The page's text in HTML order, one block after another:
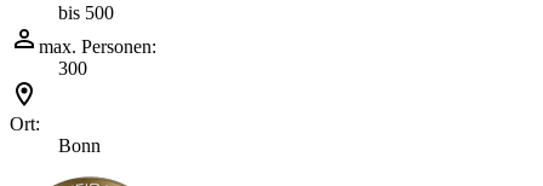
bis 500
max. Personen:
300
Ort:
Bonn